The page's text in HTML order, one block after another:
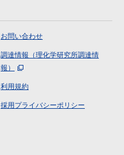
お問い合わせ
調達情報（理化学研究所調達情
報）
利用規約
採用プライバシーポリシー